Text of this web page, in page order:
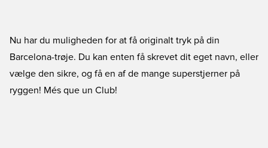
Nu har du muligheden for at få originalt tryk på din
Barcelona-trøje. Du kan enten få skrevet dit eget navn, eller
vælge den sikre, og få en af de mange superstjerner på
ryggen! Més que un Club!